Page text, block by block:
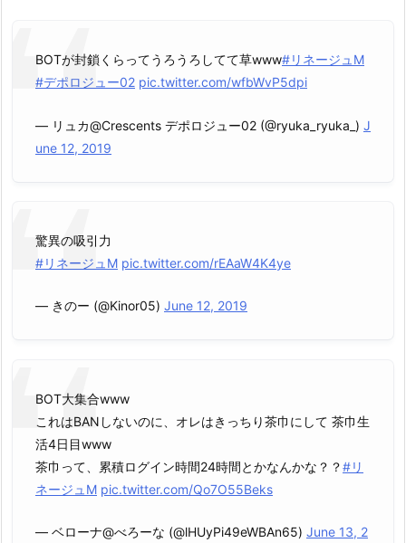
BOTが封鎖くらってうろうろしてて草www#リネージュM
#デポロジュー02 pic.twitter.com/wfbWvP5dpi
— リュカ@Crescents デポロジュー02 (@ryuka_ryuka_) J
une 12, 2019
驚異の吸引力
#リネージュM pic.twitter.com/rEAaW4K4ye
— きのー (@Kinor05) June 12, 2019
BOT大集合www
これはBANしないのに、オレはきっちり茶巾にして 茶巾生
活4日目www
茶巾って、累積ログイン時間24時間とかなんかな？？#リ
ネージュM pic.twitter.com/Qo7O55Beks
— ベローナ@べろーな (@lHUyPi49eWBAn65) June 13, 2